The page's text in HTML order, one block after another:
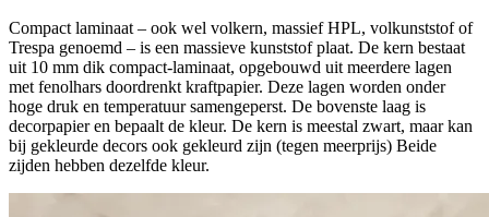
Compact laminaat – ook wel volkern, massief HPL, volkunststof of
Trespa genoemd – is een massieve kunststof plaat. De kern bestaat
uit 10 mm dik compact-laminaat, opgebouwd uit meerdere lagen
met fenolhars doordrenkt kraftpapier. Deze lagen worden onder
hoge druk en temperatuur samengeperst. De bovenste laag is
decorpapier en bepaalt de kleur. De kern is meestal zwart, maar kan
bij gekleurde decors ook gekleurd zijn (tegen meerprijs) Beide
zijden hebben dezelfde kleur.